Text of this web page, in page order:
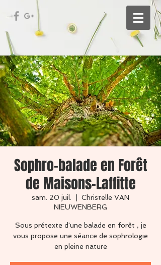
Sophro-balade en Forêt
de Maisons-Laffitte
sam. 20 juil.
Christelle VAN
NIEUWENBERG
Sous prétexte d'une balade en forêt , je
vous propose une séance de sophrologie
en pleine nature